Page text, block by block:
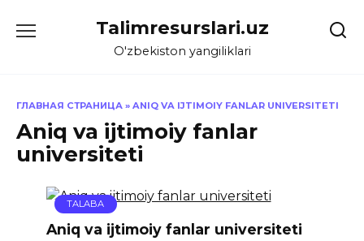
Talimresurslari.uz
O'zbekiston yangiliklari
ГЛАВНАЯ СТРАНИЦА » ANIQ VA IJTIMOIY FANLAR UNIVERSITETI
Aniq va ijtimoiy fanlar
universiteti
TALABA
Aniq va ijtimoiy fanlar universiteti